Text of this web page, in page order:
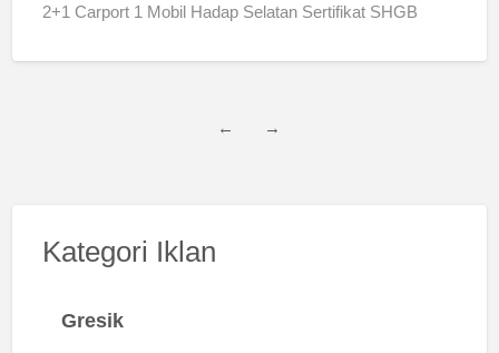
2+1 Carport 1 Mobil Hadap Selatan Sertifikat SHGB
← →
Kategori Iklan
Gresik